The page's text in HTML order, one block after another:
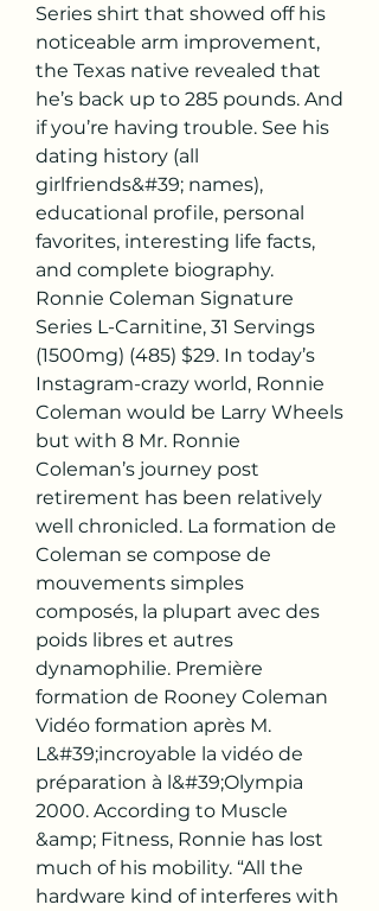
Series shirt that showed off his
noticeable arm improvement,
the Texas native revealed that
he’s back up to 285 pounds. And
if you’re having trouble. See his
dating history (all
girlfriends&#39; names),
educational profile, personal
favorites, interesting life facts,
and complete biography.
Ronnie Coleman Signature
Series L-Carnitine, 31 Servings
(1500mg) (485) $29. In today’s
Instagram-crazy world, Ronnie
Coleman would be Larry Wheels
but with 8 Mr. Ronnie
Coleman’s journey post
retirement has been relatively
well chronicled. La formation de
Coleman se compose de
mouvements simples
composés, la plupart avec des
poids libres et autres
dynamophilie. Première
formation de Rooney Coleman
Vidéo formation après M.
L&#39;incroyable la vidéo de
préparation à l&#39;Olympia
2000. According to Muscle
&amp; Fitness, Ronnie has lost
much of his mobility. “All the
hardware kind of interferes with